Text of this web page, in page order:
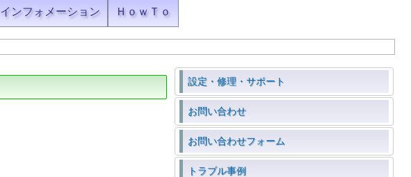
インフォメーション ＨｏｗＴｏ
設定・修理・サポート
お問い合わせ
お問い合わせフォーム
トラブル事例